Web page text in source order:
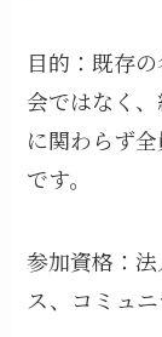
目的：既存
会ではなく
に関わらず
です。
参加資格：
ス、コミュ